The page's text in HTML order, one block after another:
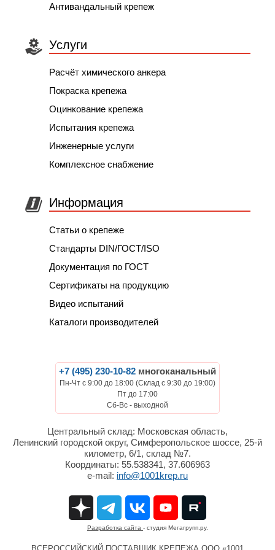
Антивандальный крепеж
Услуги
Расчёт химического анкера
Покраска крепежа
Оцинкование крепежа
Испытания крепежа
Инженерные услуги
Комплексное снабжение
Информация
Статьи о крепеже
Стандарты DIN/ГОСТ/ISO
Документация по ГОСТ
Сертификаты на продукцию
Видео испытаний
Каталоги производителей
+7 (495) 230-10-82 многоканальный
Пн-Чт с 9:00 до 18:00 (Склад с 9:30 до 19:00)
Пт до 17:00
Сб-Вс - выходной
Центральный склад: Московская область,
Ленинский городской округ, Симферопольское шоссе, 25-й
километр, 6/1, склад №7.
Координаты: 55.538341, 37.606963
e-mail: info@1001krep.ru
Разработка сайта - студия Мегагрупп.ру.